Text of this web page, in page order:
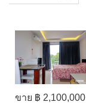
ขาย ฿ 2,100,000